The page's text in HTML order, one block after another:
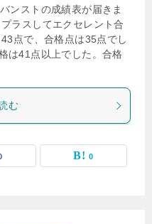
ンストの成績表が届きま
ラスしてエクセレント合
点で、合格点は35点でし
は41点以上でした。合格
む
0